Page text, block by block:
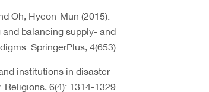
Oh, Hyeon-Mun (2015).
balancing supply- and
SpringerPlus, 4(653).
institutions in disaster
6(4): 1314-1329.